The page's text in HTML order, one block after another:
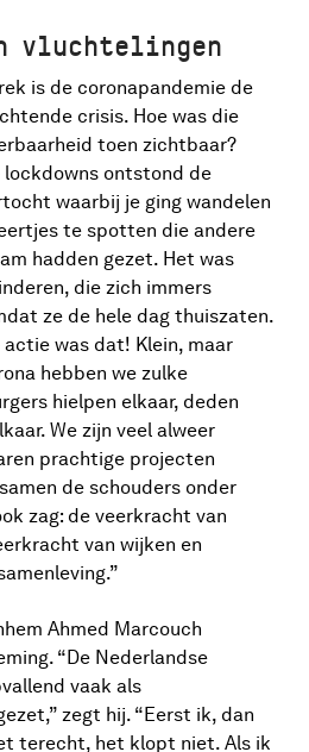
of Oekraïne kunnen
hebben immers
en vrienden.
overduidelijk van alle
genoeg
inhaken. ‘Soms zit het
is volgens sommigen de
ervan. Een laconieke
we halen onze schouders
raakt. Anderen
ze herkennen er de
in. Uithuilen en opnieuw
vrij baan, je raapt
Het is die laatste
van Alkmaar
deelt. “Zelfs als je niet
houd je toch de
“Ik zie dat telkens weer,
in Alkmaar, maar overal in
vluchtelingen
is de coronapandemie de
crisis. Hoe was die
toen zichtbaar?
lockdowns ontstond de
waarbij je ging wandelen
te spotten die andere
hadden gezet. Het was
die zich immers
ze de hele dag thuiszaten.
was dat! Klein, maar
hebben we zulke
hielpen elkaar, deden
We zijn veel alweer
prachtige projecten
de schouders onder
zag: de veerkracht van
van wijken en
Ahmed Marcouch
“De Nederlandse
vaak als
zegt hij. “Eerst ik, dan
terecht, het klopt niet. Als ik